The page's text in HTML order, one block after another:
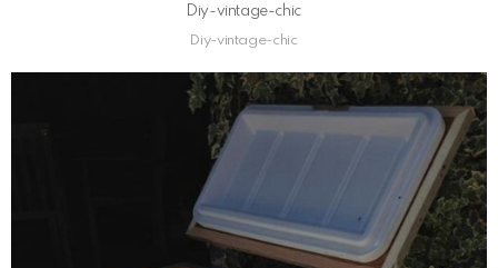
Diy-vintage-chic
Diy-vintage-chic